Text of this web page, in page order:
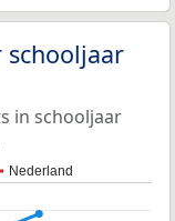
schooljaar
in schooljaar
Nederland